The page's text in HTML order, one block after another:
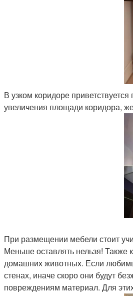
В узком коридоре
увеличения площади коридора,
При размещении мебели стоит
Меньше оставлять нельзя! Также
домашних животных. Если
стенах, иначе скоро они будут
повреждениям материал. Для